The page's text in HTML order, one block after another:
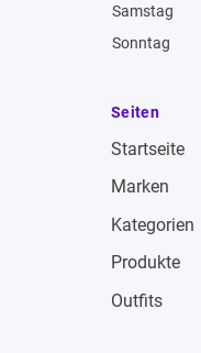
Samstag
Sonntag
Seiten
Startseite
Marken
Kategorien
Produkte
Outfits